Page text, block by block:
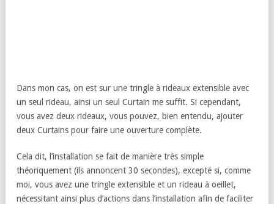
Dans mon cas, on est sur une tringle à rideaux extensible avec
un seul rideau, ainsi un seul Curtain me suffit. Si cependant,
vous avez deux rideaux, vous pouvez, bien entendu, ajouter
deux Curtains pour faire une ouverture complète.
Cela dit, l’installation se fait de manière très simple
théoriquement (ils annoncent 30 secondes), excepté si, comme
moi, vous avez une tringle extensible et un rideau à oeillet,
nécessitant ainsi plus d’actions dans l’installation afin de faciliter